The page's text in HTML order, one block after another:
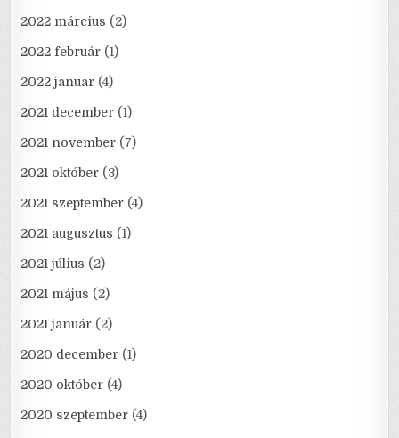
2022 március (2)
2022 február (1)
2022 január (4)
2021 december (1)
2021 november (7)
2021 október (3)
2021 szeptember (4)
2021 augusztus (1)
2021 július (2)
2021 május (2)
2021 január (2)
2020 december (1)
2020 október (4)
2020 szeptember (4)